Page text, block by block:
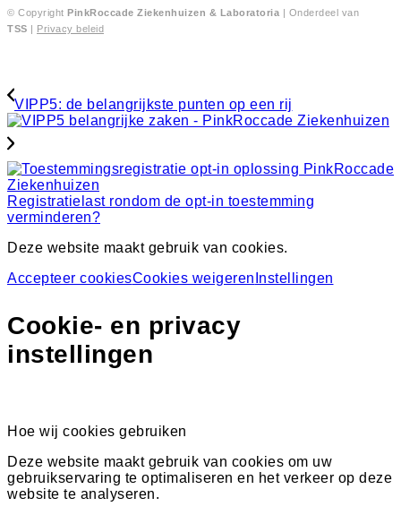
© Copyright PinkRoccade Ziekenhuizen & Laboratoria | Onderdeel van
TSS | Privacy beleid
VIPP5: de belangrijkste punten op een rij
Registratielast rondom de opt-in toestemming
verminderen?
Deze website maakt gebruik van cookies.
Accepteer cookiesCookies weigeren Instellingen
Cookie- en privacy
instellingen
Hoe wij cookies gebruiken
Deze website maakt gebruik van cookies om uw
gebruikservaring te optimaliseren en het verkeer op deze
website te analyseren.